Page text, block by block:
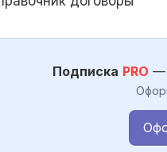
Подписка PRO —